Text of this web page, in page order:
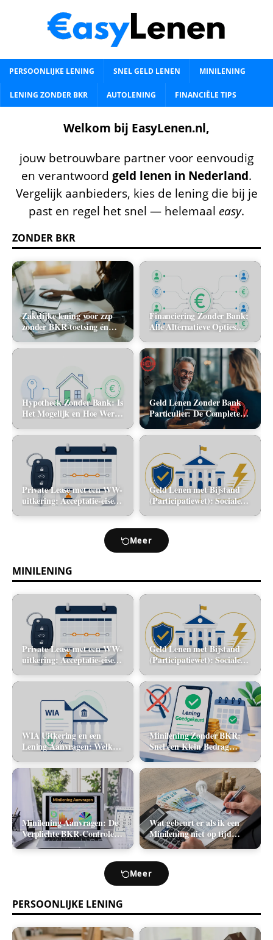
PERSOONLIJKE LENING SNEL GELD LENEN MINILENING
LENING ZONDER BKR AUTOLENING FINANCIËLE TIPS
Welkom bij EasyLenen.nl,
jouw betrouwbare partner voor eenvoudig
en verantwoord geld lenen in Nederland.
Vergelijk aanbieders, kies de lening die bij je
past en regel het snel — helemaal easy.
ZONDER BKR
Zakelijke lening voor zzp
zonder BKR-toetsing én
zonder jaarcijfers: kan het
in 2026?
Financiering Zonder Bank:
Alle Alternatieve Opties
Hypotheek Zonder Bank: Is
Het Mogelijk en Hoe Werkt
Geld Lenen Zonder Bank
Particulier: De Complete
Gids (2026)
Private Lease met een WW-
uitkering: Acceptatie-eisen
Geld Lenen met Bijstand
(Participatiewet): Sociale
Meer
MINILENING
Private Lease met een WW-
uitkering: Acceptatie-eisen
en alternatieve mobiliteit
Geld Lenen met Bijstand
(Participatiewet): Sociale
flitskrediet
WIA Uitkering en een
Lening Aanvragen: Welke
mee?
Minilening Zonder BKR:
Snel een Klein Bedrag
Lenen Zonder Toetsing
Minilening Aanvragen: De
Verplichte BKR-Controle
en de Realistische
Wat gebeurt er als ik een
Minilening niet op tijd
terugbetaal? (Boetes en
Meer
PERSOONLIJKE LENING